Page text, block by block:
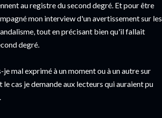
au registre du second degré. Et pour être
mon interview d'un avertissement sur les
tout en précisant bien qu'il fallait
degré.
mal exprimé à un moment ou à un autre sur
cas je demande aux lecteurs qui auraient pu